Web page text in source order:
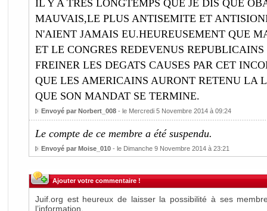
IL Y A TRES LONGTEMPS QUE JE DIS QUE
MAUVAIS,LE PLUS ANTISEMITE ET
N'AIENT JAMAIS EU.HEUREUSEMENT QUE
ET LE CONGRES REDEVENUS
FREINER LES DEGATS CAUSES PAR CET
QUE LES AMERICAINS AURONT RETENU LA
QUE SON MANDAT SE TERMINE.
Envoyé par Norbert_008- le Mercredi 5 Novembre 2014 à 09:24
Le compte de ce membre a été suspendu.
Envoyé par Moise_010- le Dimanche 9 Novembre 2014 à 23:21
Ajouter votre commentaire !